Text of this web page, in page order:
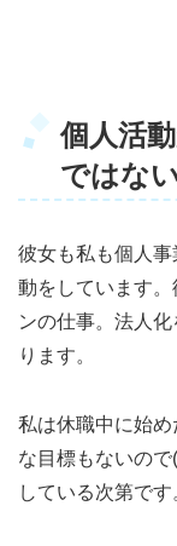
個人活
ではな
彼女も私も個人
動をしています
ンの仕事。法人
ります。
私は休職中に始
な目標もないの
している次第です